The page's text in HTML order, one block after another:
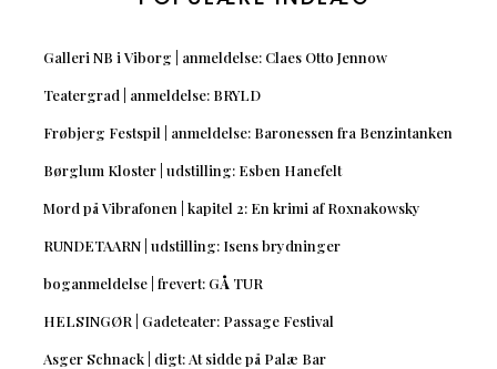
Galleri NB i Viborg | anmeldelse: Claes Otto Jennow
Teatergrad | anmeldelse: BRYLD
Frøbjerg Festspil | anmeldelse: Baronessen fra Benzintanken
Børglum Kloster | udstilling: Esben Hanefelt
Mord på Vibrafonen | kapitel 2: En krimi af Roxnakowsky
RUNDETAARN | udstilling: Isens brydninger
boganmeldelse | frevert: GÅ TUR
HELSINGØR | Gadeteater: Passage Festival
Asger Schnack | digt: At sidde på Palæ Bar